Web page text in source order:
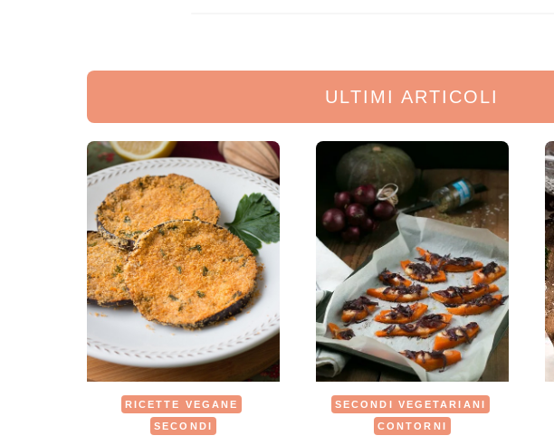
ULTIMI ARTICOLI
RICETTE VEGANE
SECONDI
SECONDI VEGETARIANI
CONTORNI